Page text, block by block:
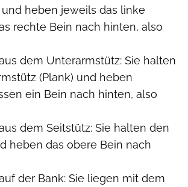
heben jeweils das linke
rechte Bein nach hinten, also
dem Unterarmstütz: Sie halten
(Plank) und heben
ein Bein nach hinten, also
dem Seitstütz: Sie halten den
heben das obere Bein nach
der Bank: Sie liegen mit dem